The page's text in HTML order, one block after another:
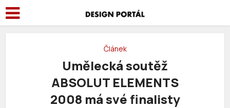
Článek
Umělecká soutěž
ABSOLUT ELEMENTS
2008 má své finalisty